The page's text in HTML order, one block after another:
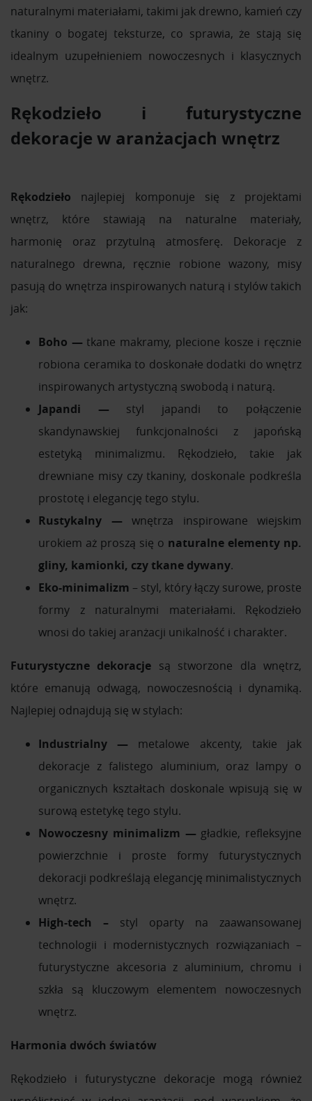
naturalnymi materiałami, takimi jak drewno, kamień czy
tkaniny o bogatej teksturze, co sprawia, że stają się
idealnym uzupełnieniem nowoczesnych i klasycznych
wnętrz.
Rękodzieło i futurystyczne
dekoracje w aranżacjach wnętrz
Rękodzieło najlepiej komponuje się z projektami
wnętrz, które stawiają na naturalne materiały,
harmonię oraz przytulną atmosferę. Dekoracje z
naturalnego drewna, ręcznie robione wazony, misy
pasują do wnętrza inspirowanych naturą i stylów takich
jak:
Boho — tkane makramy, plecione kosze i ręcznie
robiona ceramika to doskonałe dodatki do wnętrz
inspirowanych artystyczną swobodą i naturą.
Japandi — styl japandi to połączenie
skandynawskiej funkcjonalności z japońską
estetyką minimalizmu. Rękodzieło, takie jak
drewniane misy czy tkaniny, doskonale podkreśla
prostotę i elegancję tego stylu.
Rustykalny — wnętrza inspirowane wiejskim
urokiem aż proszą się o naturalne elementy np.
gliny, kamionki, czy tkane dywany.
Eko-minimalizm – styl, który łączy surowe, proste
formy z naturalnymi materiałami. Rękodzieło
wnosi do takiej aranżacji unikalność i charakter.
Futurystyczne dekoracje są stworzone dla wnętrz,
które emanują odwagą, nowoczesnością i dynamiką.
Najlepiej odnajdują się w stylach:
Industrialny — metalowe akcenty, takie jak
dekoracje z falistego aluminium, oraz lampy o
organicznych kształtach doskonale wpisują się w
surową estetykę tego stylu.
Nowoczesny minimalizm — gładkie, refleksyjne
powierzchnie i proste formy futurystycznych
dekoracji podkreślają elegancję minimalistycznych
wnętrz.
High-tech – styl oparty na zaawansowanej
technologii i modernistycznych rozwiązaniach –
futurystyczne akcesoria z aluminium, chromu i
szkła są kluczowym elementem nowoczesnych
wnętrz.
Harmonia dwóch światów
Rękodzieło i futurystyczne dekoracje mogą również